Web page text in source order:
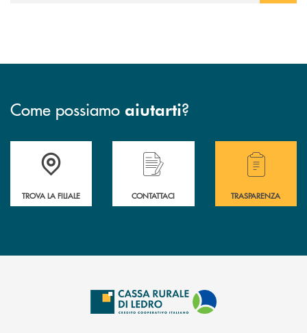
Come possiamo aiutarti?
Accedi all' elenco completo delle filiali .
TROVA LA FILIALE
Hai bisogno di assistenza immediata?
CONTATTACI
Hai bisogno di
TRASPARENZA